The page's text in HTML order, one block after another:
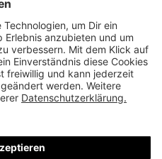
und ohne Versandkosten. Bei
geringfügig abweichen. Die
Verfügbarkeit von
Die Prominenten, die
werden, haben keine der auf
anerkannt, empfohlen oder
an Lieferadressen in Österreich